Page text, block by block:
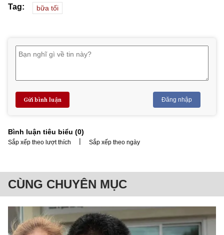
Tag: bữa tối
Gửi bình luận Đăng nhập
Bình luận tiêu biểu (0)
Sắp xếp theo lượt thích | Sắp xếp theo ngày
CÙNG CHUYÊN MỤC